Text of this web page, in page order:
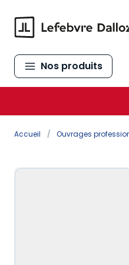
Nos produits
Accueil / Ouvrages